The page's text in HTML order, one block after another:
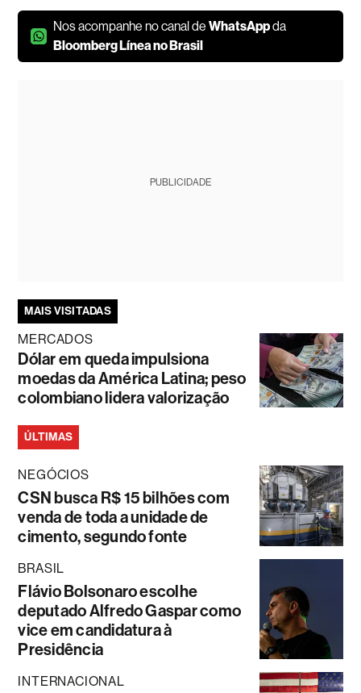
Nos acompanhe no canal deWhatsAppda
Bloomberg Línea no Brasil
PUBLICIDADE
MAIS VISITADAS
MERCADOS
Dólar em queda impulsiona
moedas da América Latina; peso
colombiano lidera valorização
ÚLTIMAS
NEGÓCIOS
CSN busca R$ 15 bilhões com
venda de toda a unidade de
cimento, segundo fonte
BRASIL
Flávio Bolsonaro escolhe
deputado Alfredo Gaspar como
vice em candidatura à
Presidência
INTERNACIONAL